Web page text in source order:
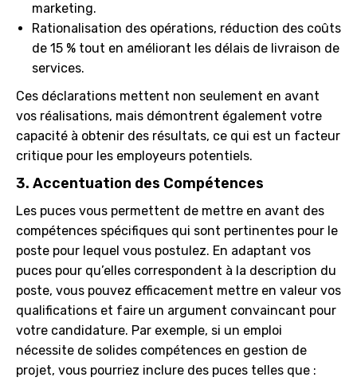
marketing.
Rationalisation des opérations, réduction des coûts
de 15 % tout en améliorant les délais de livraison de
services.
Ces déclarations mettent non seulement en avant
vos réalisations, mais démontrent également votre
capacité à obtenir des résultats, ce qui est un facteur
critique pour les employeurs potentiels.
3. Accentuation des Compétences
Les puces vous permettent de mettre en avant des
compétences spécifiques qui sont pertinentes pour le
poste pour lequel vous postulez. En adaptant vos
puces pour qu’elles correspondent à la description du
poste, vous pouvez efficacement mettre en valeur vos
qualifications et faire un argument convaincant pour
votre candidature. Par exemple, si un emploi
nécessite de solides compétences en gestion de
projet, vous pourriez inclure des puces telles que :